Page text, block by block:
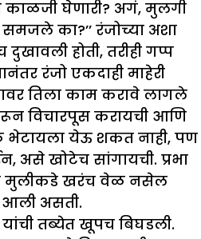
घेणारी? अगं, मुलगी
का?’’ रंजोच्या अशा
होती, तरीही गप्प
रंजो एकदाही माहेरी
तिला काम करावे लागले
विचारपूस करायची आणि
येऊ शकत नाही, पण
असे खोटेच सांगायची. प्रभा
मुलीकडे खरंच वेळ नसेल
आली असती.
तब्येत खूपच बिघडली.